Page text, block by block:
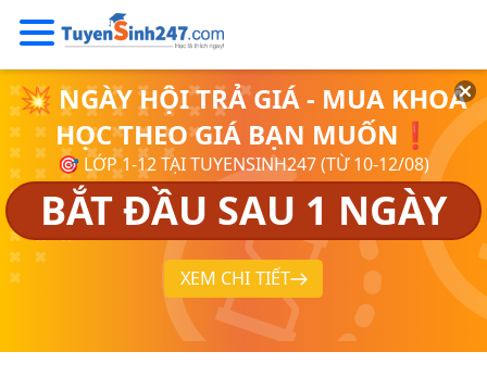
💥 NGÀY HỘI TRẢ GIÁ - MUA KHOÁ
HỌC THEO GIÁ BẠN MUỐN❗
🎯 LỚP 1-12 TẠI TUYENSINH247 (TỪ 10-12/08)
BẮT ĐẦU SAU 1 NGÀY
XEM CHI TIẾT